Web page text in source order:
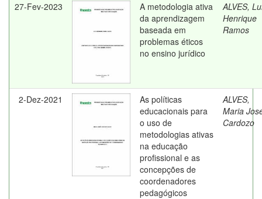
27-Fev-2023
A metodologia ativa
da aprendizagem
baseada em
problemas éticos
no ensino jurídico
ALVES,
Henrique
Ramos
2-Dez-2021
As políticas
educacionais para
o uso de
metodologias ativas
na educação
profissional e as
concepções de
coordenadores
pedagógicos
ALVES,
Maria
Cardozo